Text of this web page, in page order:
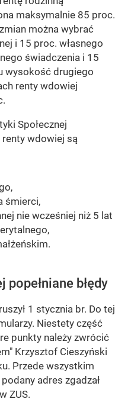
maksymalnie 85 proc.
można wybrać
i 15 proc. własnego
świadczenia i 15
wysokość drugiego
renty wdowiej
Społecznej
renty wdowiej są
śmierci,
nie wcześniej niż 5 lat
błędy
1 stycznia br. Do tej
Niestety część
punkty należy zwrócić
Krzysztof Cieszyński
Przede wszystkim
adres zgadzał
ZUS.